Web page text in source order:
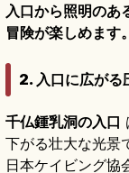
入口から照明の
冒険が楽しめます。
2. 入口に広がる
千仏鍾乳洞の入口
下がる壮大な光景
日本ケイビング協